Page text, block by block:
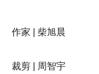
作家 | 柴旭晨
裁剪 | 周智宇